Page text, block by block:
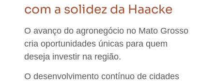
com a solidez da Haacke
O avanço do agronegócio no Mato Grosso
cria oportunidades únicas para quem
deseja investir na região.
O desenvolvimento contínuo de cidades